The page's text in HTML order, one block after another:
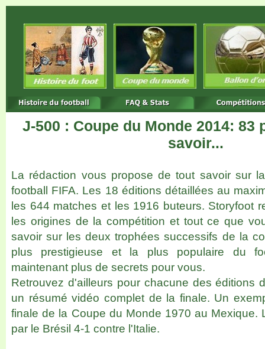
J-500 : Coupe du Monde 2014: 83
savoir...
La rédaction vous propose de tout savoir sur
football FIFA. Les 18 éditions détaillées au
les 644 matches et les 1916 buteurs. Storyfoot
les origines de la compétition et tout ce que
savoir sur les deux trophées successifs de la
plus prestigieuse et la plus populaire du
maintenant plus de secrets pour vous.
Retrouvez d'ailleurs pour chacune des éditions
un résumé vidéo complet de la finale. Un
finale de la Coupe du Monde 1970 au Mexique.
par le Brésil 4-1 contre l'Italie.